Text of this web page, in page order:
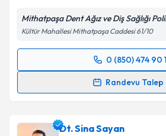
Mithatpaşa Dent Ağız ve Diş Sağlığı
Kültür Mahallesi Mithatpaşa Caddesi 61/10
0 (850) 474 90
Randevu Talep
Randevu Takvimi Talebi
takvim hazırlandığında e-posta
Dt. Sina Sayan